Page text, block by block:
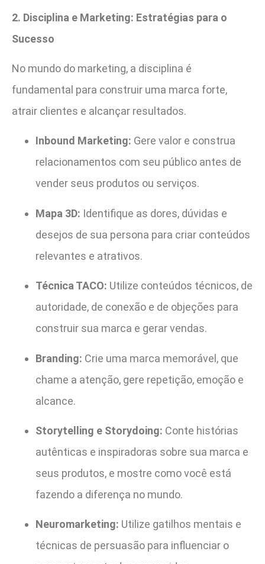
2. Disciplina e Marketing: Estratégias para o
Sucesso
No mundo do marketing, a disciplina é
fundamental para construir uma marca forte,
atrair clientes e alcançar resultados.
Inbound Marketing: Gere valor e construa
relacionamentos com seu público antes de
vender seus produtos ou serviços.
Mapa 3D: Identifique as dores, dúvidas e
desejos de sua persona para criar conteúdos
relevantes e atrativos.
Técnica TACO: Utilize conteúdos técnicos, de
autoridade, de conexão e de objeções para
construir sua marca e gerar vendas.
Branding: Crie uma marca memorável, que
chame a atenção, gere repetição, emoção e
alcance.
Storytelling e Storydoing: Conte histórias
autênticas e inspiradoras sobre sua marca e
seus produtos, e mostre como você está
fazendo a diferença no mundo.
Neuromarketing: Utilize gatilhos mentais e
técnicas de persuasão para influenciar o